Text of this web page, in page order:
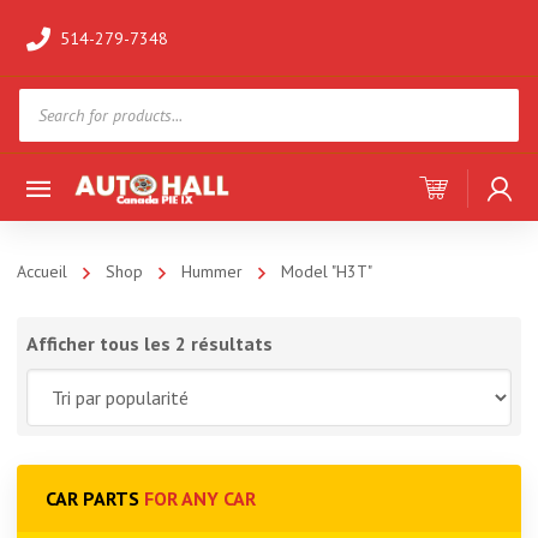
514-279-7348
search
Accueil Shop Hummer Model "H3T"
Afficher tous les 2 résultats
CAR PARTS FOR ANY CAR